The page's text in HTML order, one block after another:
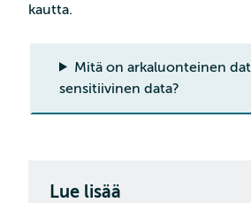
kautta.
Mitä on arkaluonteinen
sensitiivinen data?
Lue lisää